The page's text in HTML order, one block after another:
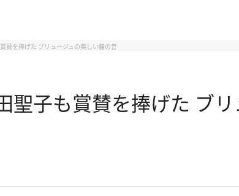
賛を捧げた ブリュージュの美しい鐘の音
聖子も賞賛を捧げた ブ